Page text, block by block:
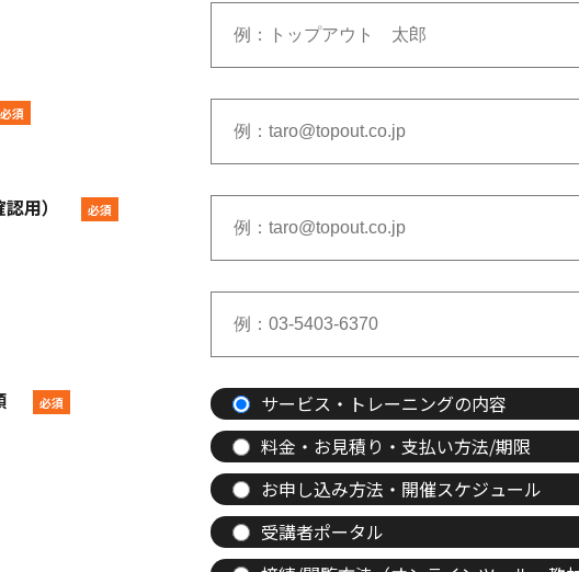
用）
サービス・トレーニングの内容
料金・お見積り・支払い方法/期限
お申し込み方法・開催スケジュール
受講者ポータル